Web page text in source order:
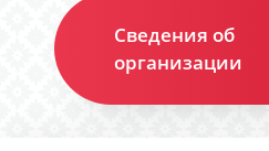
Сведения об
организации